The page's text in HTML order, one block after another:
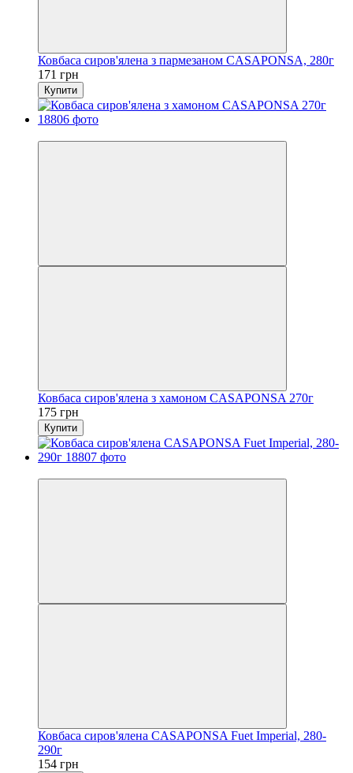
Ковбаса сиров'ялена з пармезаном CASAPONSA, 280г
171 грн
Купити
Ковбаса сиров'ялена з хамоном CASAPONSA 270г
175 грн
Купити
Ковбаса сиров'ялена CASAPONSA Fuet Imperial, 280-
290г
154 грн